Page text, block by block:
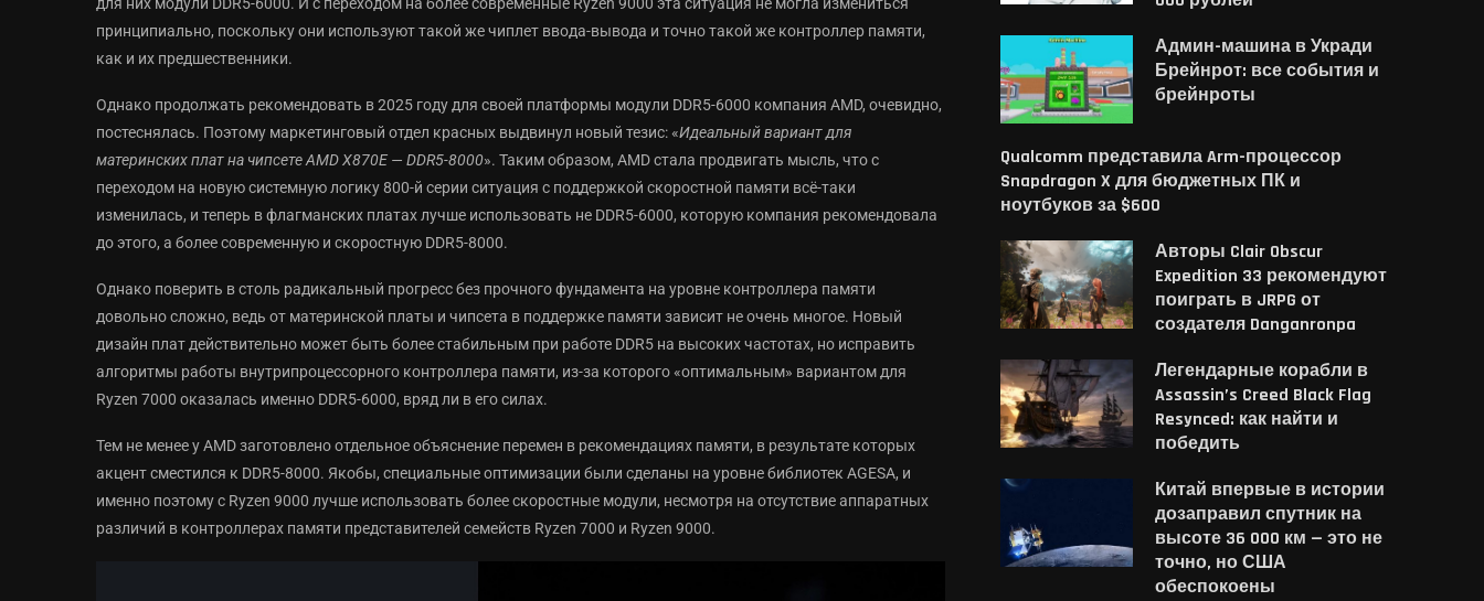
принципиально, поскольку они используют такой же чиплет ввода-вывода и точно такой же контроллер памяти,
как и их предшественники.
Однако продолжать рекомендовать в 2025 году для своей платформы модули DDR5-6000 компания AMD, очевидно,
постеснялась. Поэтому маркетинговый отдел красных выдвинул новый тезис: «Идеальный вариант для
материнских плат на чипсете AMD X870E — DDR5-8000». Таким образом, AMD стала продвигать мысль, что с
переходом на новую системную логику 800-й серии ситуация с поддержкой скоростной памяти всё-таки
изменилась, и теперь в флагманских платах лучше использовать не DDR5-6000, которую компания рекомендовала
до этого, а более современную и скоростную DDR5-8000.
Однако поверить в столь радикальный прогресс без прочного фундамента на уровне контроллера памяти
довольно сложно, ведь от материнской платы и чипсета в поддержке памяти зависит не очень многое. Новый
дизайн плат действительно может быть более стабильным при работе DDR5 на высоких частотах, но исправить
алгоритмы работы внутрипроцессорного контроллера памяти, из-за которого «оптимальным» вариантом для
Ryzen 7000 оказалась именно DDR5-6000, вряд ли в его силах.
Тем не менее у AMD заготовлено отдельное объяснение перемен в рекомендациях памяти, в результате которых
акцент сместился к DDR5-8000. Якобы, специальные оптимизации были сделаны на уровне библиотек AGESA, и
именно поэтому с Ryzen 9000 лучше использовать более скоростные модули, несмотря на отсутствие аппаратных
различий в контроллерах памяти представителей семейств Ryzen 7000 и Ryzen 9000.
Админ-машина в Укради
Брейнрот: все события и
брейнроты
Qualcomm представила Arm-процессор
Snapdragon X для бюджетных ПК и
ноутбуков за $600
Авторы Clair Obscur
Expedition 33 рекомендуют
поиграть в JRPG от
создателя Danganronpa
Легендарные корабли в
Assassin’s Creed Black Flag
Resynced: как найти и
победить
Китай впервые в истории
дозаправил спутник на
высоте 36 000 км — это не
точно, но США
обеспокоены